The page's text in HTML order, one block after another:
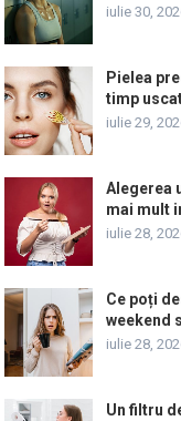
iulie 30,
Pielea
timp
iulie 29,
Alegerea
mai mult
iulie 28,
Ce poți
weekend
iulie 28,
Un filtru